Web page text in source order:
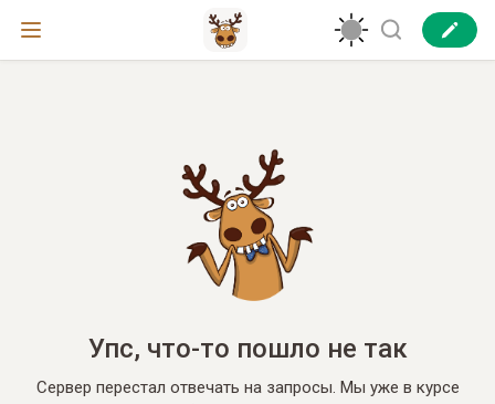
Упс, что-то пошло не так
Сервер перестал отвечать на запросы. Мы уже в курсе